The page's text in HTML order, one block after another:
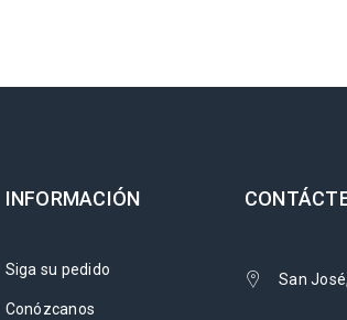
INFORMACIÓN
Siga su pedido
Conózcanos
San